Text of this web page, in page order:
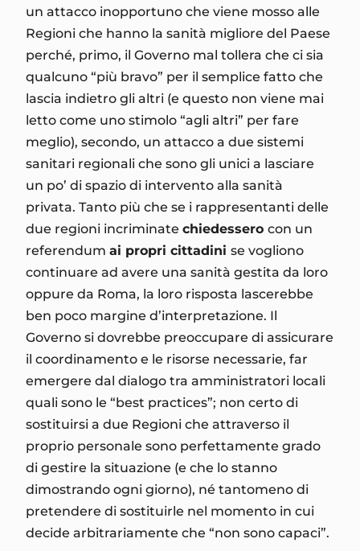
un attacco inopportuno che viene mosso alle
Regioni che hanno la sanità migliore del Paese
perché, primo, il Governo mal tollera che ci sia
qualcuno “più bravo” per il semplice fatto che
lascia indietro gli altri (e questo non viene mai
letto come uno stimolo “agli altri” per fare
meglio), secondo, un attacco a due sistemi
sanitari regionali che sono gli unici a lasciare
un po’ di spazio di intervento alla sanità
privata. Tanto più che se i rappresentanti delle
due regioni incriminate chiedessero con un
referendum ai propri cittadini se vogliono
continuare ad avere una sanità gestita da loro
oppure da Roma, la loro risposta lascerebbe
ben poco margine d’interpretazione. Il
Governo si dovrebbe preoccupare di assicurare
il coordinamento e le risorse necessarie, far
emergere dal dialogo tra amministratori locali
quali sono le “best practices”; non certo di
sostituirsi a due Regioni che attraverso il
proprio personale sono perfettamente grado
di gestire la situazione (e che lo stanno
dimostrando ogni giorno), né tantomeno di
pretendere di sostituirle nel momento in cui
decide arbitrariamente che “non sono capaci”.